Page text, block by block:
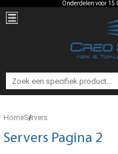
Onderdelen voor
HomeServers
Servers Pagina 2